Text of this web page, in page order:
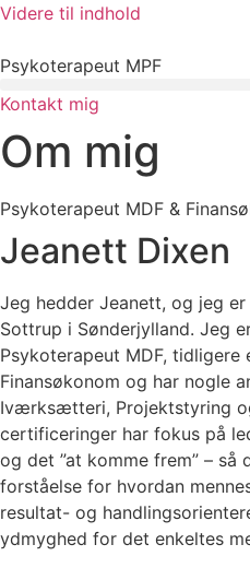
Videre til indhold
Psykoterapeut MPF
Kontakt mig
Om mig
Psykoterapeut MDF &
Jeanett Dixen
Jeg hedder Jeanett, og jeg
Sottrup i Sønderjylland. Jeg
Psykoterapeut MDF, tidligere
Finansøkonom og har nogle
Iværksætteri, Projektstyring
certificeringer har fokus på
og det ”at komme frem” – så
forståelse for hvordan
resultat- og
ydmyghed for det enkeltes